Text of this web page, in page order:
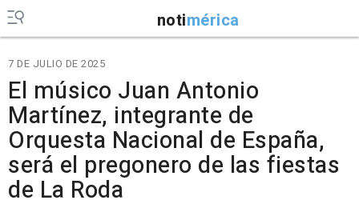
notimérica
7 DE JULIO DE 2025
El músico Juan Antonio
Martínez, integrante de
Orquesta Nacional de España,
será el pregonero de las fiestas
de La Roda